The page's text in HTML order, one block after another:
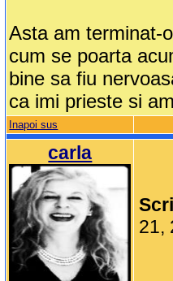
Asta am terminat-
cum se poarta
bine sa fiu
ca imi prieste si
Inapoi sus
carla
21,